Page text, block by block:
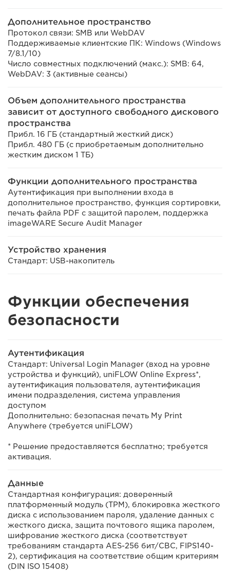
Дополнительное пространство
Протокол связи: SMB или WebDAV
Поддерживаемые клиентские ПК: Windows (Windows
7/8.1/10)
Число совместных подключений (макс.): SMB: 64,
WebDAV: 3 (активные сеансы)
Объем дополнительного пространства
зависит от доступного свободного дискового
пространства
Прибл. 16 ГБ (стандартный жесткий диск)
Прибл. 480 ГБ (с приобретаемым дополнительно
жестким диском 1 ТБ)
Функции дополнительного пространства
Аутентификация при выполнении входа в
дополнительное пространство, функция сортировки,
печать файла PDF с защитой паролем, поддержка
imageWARE Secure Audit Manager
Устройство хранения
Стандарт: USB-накопитель
Функции обеспечения
безопасности
Аутентификация
Стандарт: Universal Login Manager (вход на уровне
устройства и функций), uniFLOW Online Express*,
аутентификация пользователя, аутентификация
имени подразделения, система управления
доступом
Дополнительно: безопасная печать My Print
Anywhere (требуется uniFLOW)
* Решение предоставляется бесплатно; требуется
активация.
Данные
Стандартная конфигурация: доверенный
платформенный модуль (TPM), блокировка жесткого
диска с использованием пароля, удаление данных с
жесткого диска, защита почтового ящика паролем,
шифрование жесткого диска (соответствует
требованиям стандарта AES-256 бит/CBC, FIPS140-
2), сертификация на соответствие общим критериям
(DIN ISO 15408)